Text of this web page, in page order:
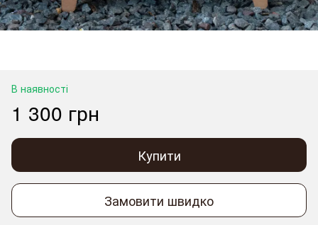
В наявності
1 300 грн
Купити
Замовити швидко